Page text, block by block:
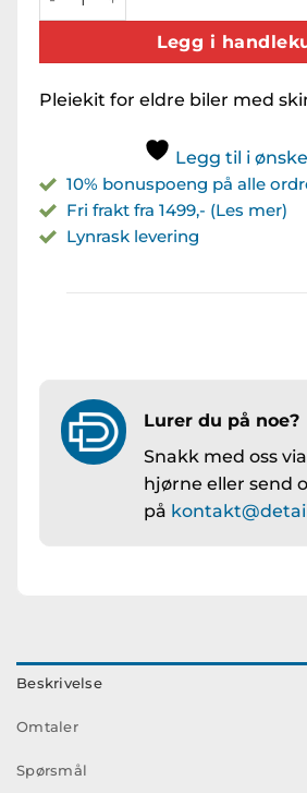
Legg i
Pleiekit for eldre biler med
Legg til i
10% bonuspoeng på alle
Fri frakt fra 1499,- (Les mer)
Lynrask levering
Lurer du på noe?
Snakk med oss
hjørne eller send
på
Beskrivelse
Omtaler
Spørsmål